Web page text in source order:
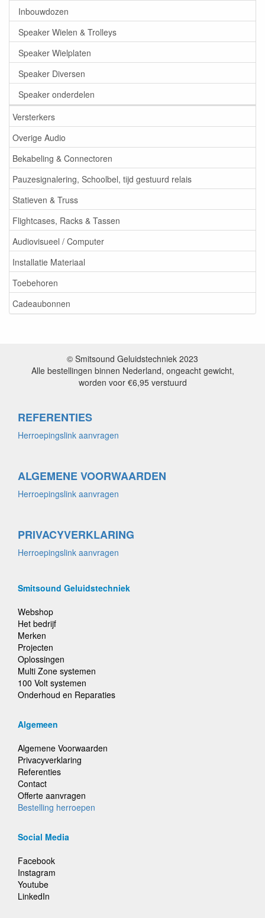
Inbouwdozen
Speaker Wielen & Trolleys
Speaker Wielplaten
Speaker Diversen
Speaker onderdelen
Versterkers
Overige Audio
Bekabeling & Connectoren
Pauzesignalering, Schoolbel, tijd gestuurd relais
Statieven & Truss
Flightcases, Racks & Tassen
Audiovisueel / Computer
Installatie Materiaal
Toebehoren
Cadeaubonnen
© Smitsound Geluidstechniek 2023
Alle bestellingen binnen Nederland, ongeacht gewicht,
worden voor €6,95 verstuurd
REFERENTIES
Herroepingslink aanvragen
ALGEMENE VOORWAARDEN
Herroepingslink aanvragen
PRIVACYVERKLARING
Herroepingslink aanvragen
Smitsound Geluidstechniek
Webshop
Het bedrijf
Merken
Projecten
Oplossingen
Multi Zone systemen
100 Volt systemen
Onderhoud en Reparaties
Algemeen
Algemene Voorwaarden
Privacyverklaring
Referenties
Contact
Offerte aanvragen
Bestelling herroepen
Social Media
Facebook
Instagram
Youtube
LinkedIn